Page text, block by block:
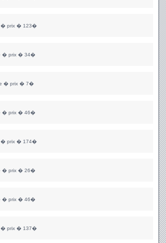
� prix � 123�
� prix � 34�
� prix � 7�
� prix � 46�
� prix � 174�
� prix � 26�
� prix � 46�
� prix � 137�